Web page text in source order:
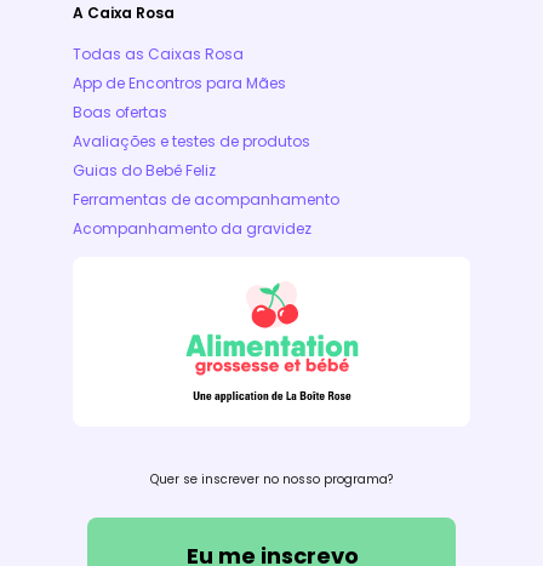
A Caixa Rosa
Todas as Caixas Rosa
App de Encontros para Mães
Boas ofertas
Avaliações e testes de produtos
Guias do Bebê Feliz
Ferramentas de acompanhamento
Acompanhamento da gravidez
Quer se inscrever no nosso programa?
Eu me inscrevo